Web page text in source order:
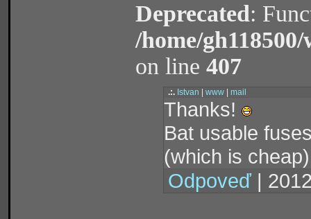
Deprecated:
/home/
on line 407
.:. Istvan www mail
Thanks!
Bat usable
(which is
Odpoveď |